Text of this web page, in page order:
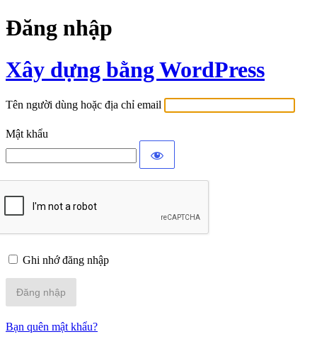
Đăng nhập
Xây dựng bằng WordPress
Tên người dùng hoặc địa chỉ email
Mật khẩu
Ghi nhớ đăng nhập
Alternative:
Bạn quên mật khẩu?